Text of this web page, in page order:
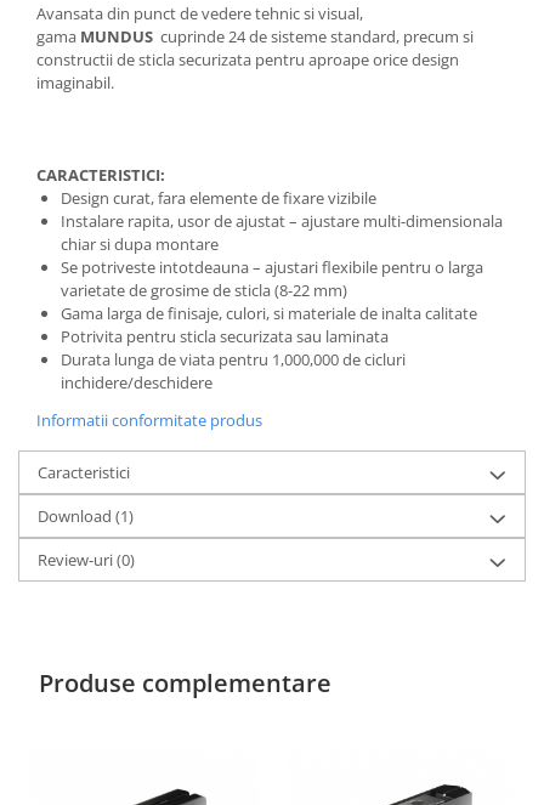
Avansata din punct de vedere tehnic si visual,
gama MUNDUS cuprinde 24 de sisteme standard, precum si
constructii de sticla securizata pentru aproape orice design
imaginabil.
CARACTERISTICI:
Design curat, fara elemente de fixare vizibile
Instalare rapita, usor de ajustat – ajustare multi-dimensionala
chiar si dupa montare
Se potriveste intotdeauna – ajustari flexibile pentru o larga
varietate de grosime de sticla (8-22 mm)
Gama larga de finisaje, culori, si materiale de inalta calitate
Potrivita pentru sticla securizata sau laminata
Durata lunga de viata pentru 1,000,000 de cicluri
inchidere/deschidere
Informatii conformitate produs
Caracteristici
Download (1)
Review-uri(0)
Produse complementare